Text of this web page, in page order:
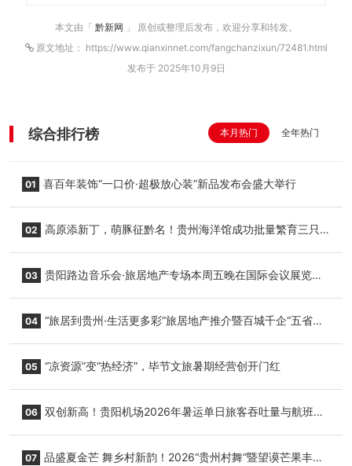
本文由「 黔新网 」 原创或整理后发布，欢迎分享和转发。
原文地址： https://www.qianxinnet.com/fangchanzixun/72481.html
发布于 2025年10月9日
综合排行榜 本月热门 全年热门
01 喜百年装饰“一口价·超极放心装”新品发布会盛大举行
02 高原添新丁，萌豚征黔名！贵州海洋馆成功批量繁育三只
03 贵阳路边音乐会·旅居地产专场本周五晚在国际会议展览中
04 “旅居到贵州·生活更多彩”旅居地产推介暨百城千企“五省
05 “凉资源”变“热经济”，毕节文旅暑期经营创开门红
06 双创新高！贵阳机场2026年暑运单日旅客吞吐量与航班起
07 品盛夏金芒 舞乡村新韵！2026“贵州村舞”暨望谟芒果丰收